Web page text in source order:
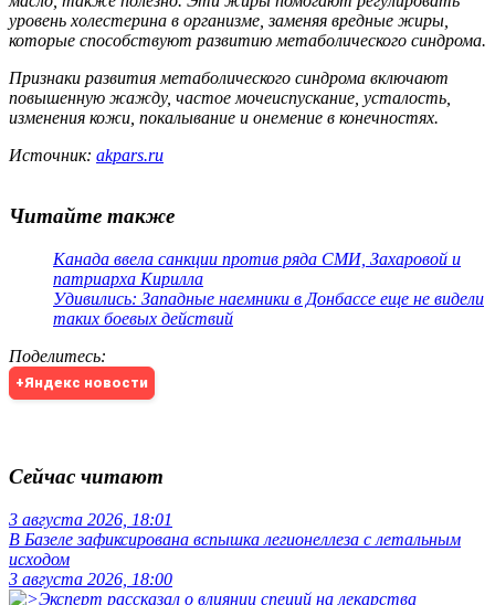
уровень холестерина в организме, заменяя вредные жиры,
которые способствуют развитию метаболического синдрома.
Признаки развития метаболического синдрома включают
повышенную жажду, частое мочеиспускание, усталость,
изменения кожи, покалывание и онемение в конечностях.
Источник: akpars.ru
Читайте также
Канада ввела санкции против ряда СМИ, Захаровой и
патриарха Кирилла
Удивились: Западные наемники в Донбассе еще не видели
таких боевых действий
Поделитесь:
+Яндекс новости
Сейчас читают
3 августа 2026, 18:01
В Базеле зафиксирована вспышка легионеллеза с летальным
исходом
3 августа 2026, 18:00